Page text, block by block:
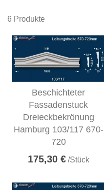
6 Produkte
Beschichteter
Fassadenstuck
Dreieckbekrönung
Hamburg 103/117 670-
720
175,30 €/Stück